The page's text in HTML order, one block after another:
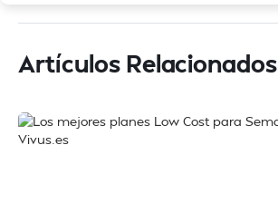
Artículos Relacionados